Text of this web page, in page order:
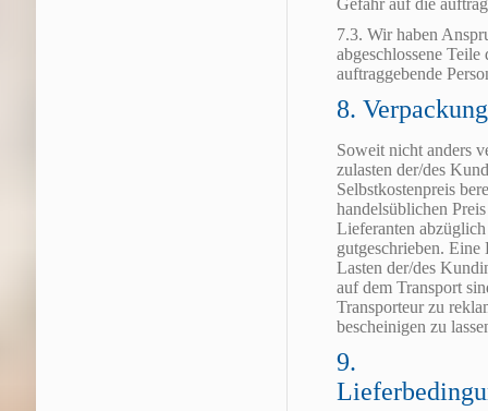
Gefahr auf die
7.3. Wir haben
abgeschlossene
auftraggebende
8.
Soweit nicht anders
zulasten der/des
Selbstkostenpreis
handelsüblichen
Lieferanten
gutgeschrieben.
Lasten der/des
auf dem Transport
Transporteur zu
bescheinigen zu
9.